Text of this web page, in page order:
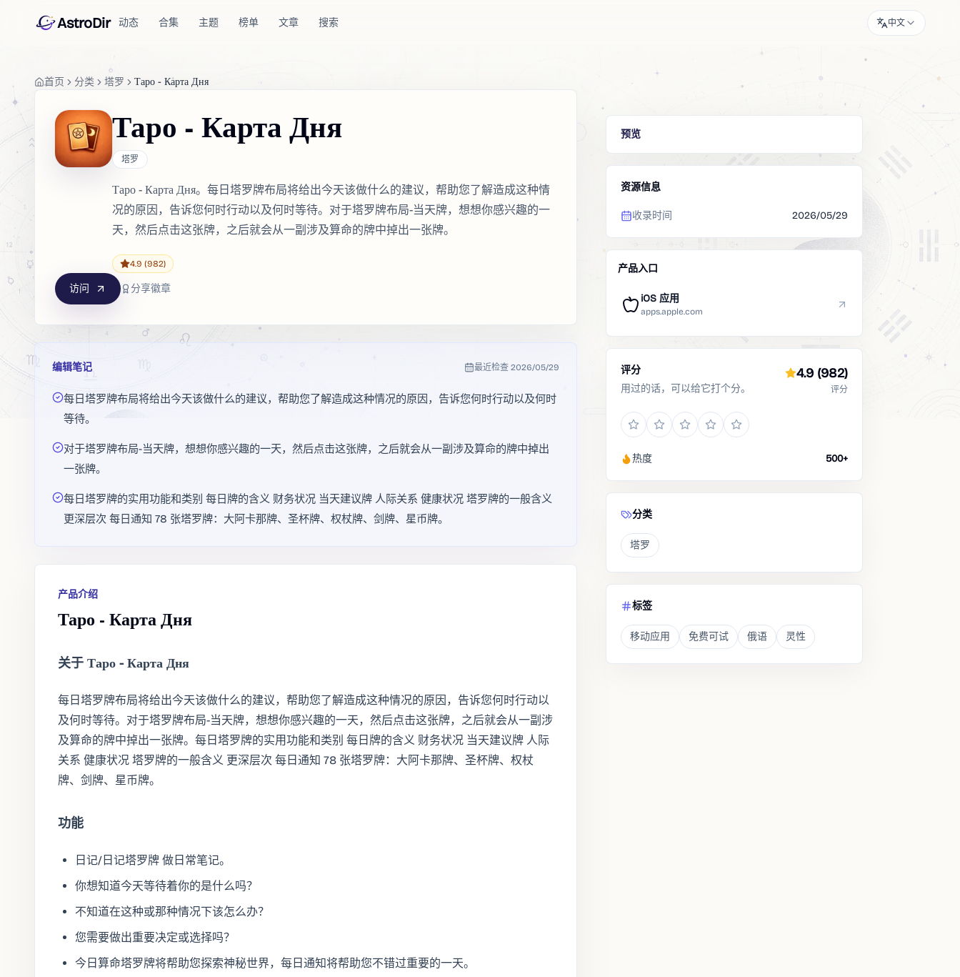
AstroDir 动态 合集 主题 榜单 文章 搜索 中文
首页 分类 塔罗 Таро - Карта Дня
Таро - Карта Дня
塔罗
Таро - Карта Дня。每日塔罗牌布局将给出今天该做什么的建议，帮助您了解造成这种情
况的原因，告诉您何时行动以及何时等待。对于塔罗牌布局-当天牌，想想你感兴趣的一
天，然后点击这张牌，之后就会从一副涉及算命的牌中掉出一张牌。
4.9 (982)
访问 分享徽章
编辑笔记 最近检查 2026/05/29
每日塔罗牌布局将给出今天该做什么的建议，帮助您了解造成这种情况的原因，告诉您何时行动以及何时
等待。
对于塔罗牌布局-当天牌，想想你感兴趣的一天，然后点击这张牌，之后就会从一副涉及算命的牌中掉出
一张牌。
每日塔罗牌的实用功能和类别 每日牌的含义 财务状况 当天建议牌 人际关系 健康状况 塔罗牌的一般含义
更深层次 每日通知 78 张塔罗牌：大阿卡那牌、圣杯牌、权杖牌、剑牌、星币牌。
产品介绍
Таро - Карта Дня
关于 Таро - Карта Дня
每日塔罗牌布局将给出今天该做什么的建议，帮助您了解造成这种情况的原因，告诉您何时行动以
及何时等待。对于塔罗牌布局-当天牌，想想你感兴趣的一天，然后点击这张牌，之后就会从一副涉
及算命的牌中掉出一张牌。每日塔罗牌的实用功能和类别 每日牌的含义 财务状况 当天建议牌 人际
关系 健康状况 塔罗牌的一般含义 更深层次 每日通知 78 张塔罗牌：大阿卡那牌、圣杯牌、权杖
牌、剑牌、星币牌。
功能
日记/日记塔罗牌 做日常笔记。
你想知道今天等待着你的是什么吗？
不知道在这种或那种情况下该怎么办？
您需要做出重要决定或选择吗？
今日算命塔罗牌将帮助您探索神秘世界，每日通知将帮助您不错过重要的一天。
预览
资源信息
收录时间 2026/05/29
产品入口
iOS 应用
apps.apple.com
评分
用过的话，可以给它打个分。
4.9 (982)
评分
热度 500+
分类
塔罗
标签
移动应用 免费可试 俄语 灵性